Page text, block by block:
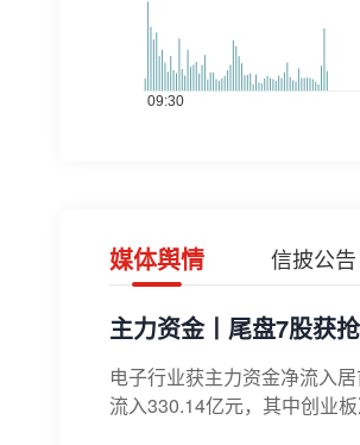
媒体舆情 信披公告
主力资金丨尾盘7股获
电子行业获主力资金净流入
流入330.14亿元，其中创业